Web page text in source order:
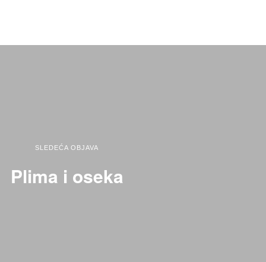
SLEDEĆA OBJAVA
Plima i oseka